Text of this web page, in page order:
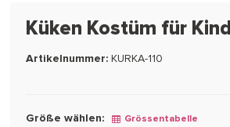
Küken Kostüm für
Artikelnummer:KURKA-110
Größe wählen: Grössentabelle